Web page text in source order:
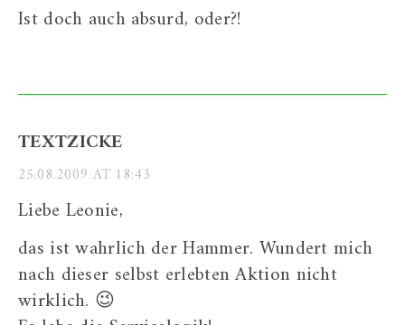
Ist doch auch absurd, oder?!
TEXTZICKE
25.08.2009 AT 18:43
Liebe Leonie,
das ist wahrlich der Hammer. Wundert mich
nach dieser selbst erlebten Aktion nicht
wirklich. 😉